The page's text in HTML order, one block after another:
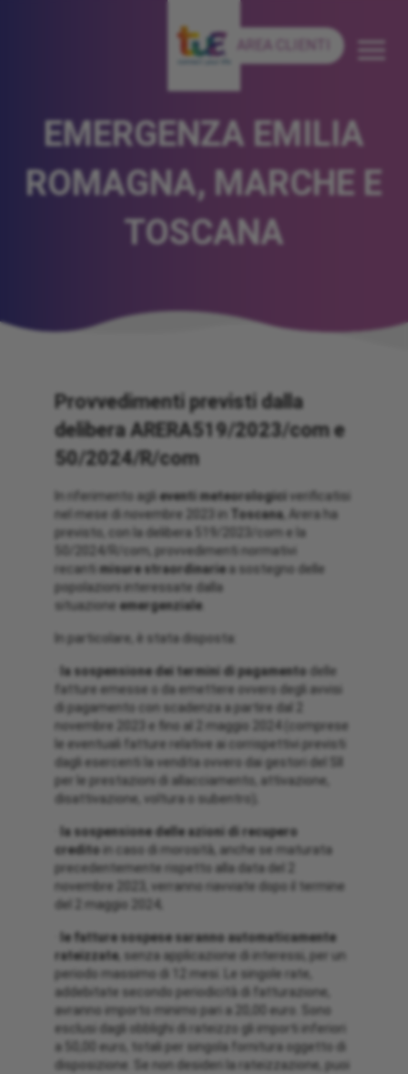
EMERGENZA EMILIA
ROMAGNA, MARCHE E
TOSCANA
Provvedimenti previsti dalla
delibera ARERA519/2023/com e
50/2024/R/com
In riferimento agli eventi meteorologici verificatisi
nel mese di novembre 2023 in
Toscana , Arera ha
previsto, con la delibera 519/2023/com e la
50/2024/R/com, provvedimenti normativi
recanti misure straordinarie a sostegno delle
popolazioni interessate dalla
situazione emergenziale
In particolare, è stata disposta:
la sospensione dei termini di pagamento delle
fatture emesse o da emettere ovvero degli avvisi
di pagamento con scadenza a partire dal 2
novembre 2023 e fino al 2 maggio 2024 (comprese
le eventuali fatture relative ai corrispettivi previsti
dagli esercenti la vendita ovvero dai gestori del SII
per le prestazioni di allacciamento, attivazione,
disattivazione, voltura o subentro);
la sospensione delle azioni di recupero
credito in caso di morosità, anche se maturata
precedentemente rispetto alla data del 2
novembre 2023, verranno riavviate dopo il termine
del 2 maggio 2024;
le fatture sospese saranno automaticamente
rateizzate, senza applicazione di interessi, per un
periodo massimo di 12 mesi. Le singole rate,
addebitate secondo periodicità di fatturazione,
avranno importo minimo pari a 20,00 euro. Sono
esclusi dagli obblighi di rateizzo gli importi inferiori
a 50,00 euro, totali per singola fornitura oggetto di
disposizione. Se non desideri la rateizzazione, puoi